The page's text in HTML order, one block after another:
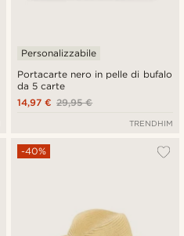
Portacarte nero in pelle di bufalo
da 5 carte
Personalizzabile
29,95 €
14,97 €
TRENDHIM
-40%